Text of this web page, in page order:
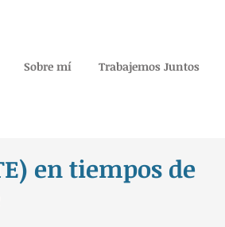
Sobre mí Trabajemos Juntos
en tiempos de